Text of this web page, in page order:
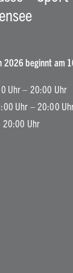
2026 beginnt am
Uhr – 20:00 Uhr
Uhr – 20:00
20:00 Uhr